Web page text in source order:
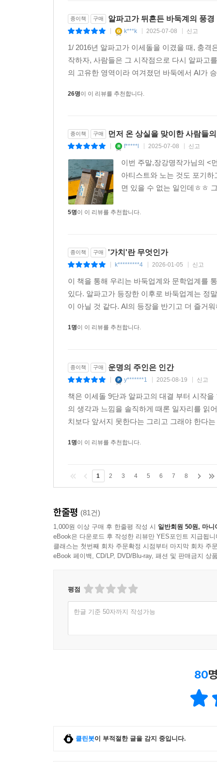
종이책 구매 알파고가 뒤흔든 바둑계의 풍경
k***k 2025-07-08 신고
1/ 2016년 알파고가 이세돌을 이겼을 때, 충
작하자, 사람들은 그 시작점으로 다시 알파고
의 고유한 영역이라 여겨졌던 바둑에서 AI가
26명이 이 리뷰를 추천합니다.
종이책 구매 먼저 온 상실을 맞이한 사람들
f*****l 2025-07-08 신고
이번 주말,장강명작가님의 <
아티스트와 노는 것도 포기
면 있을 수 없는 일인데ㅎㅎ
5명이 이 리뷰를 추천합니다.
종이책 구매 '가치'란 무엇인가
k*********4 2026-01-05 신고
이 책을 통해 우리는 바둑업계와 문학업계를
있다. 알파고가 등장한 이후로 바둑업계는 정
이 아닐 것 같다. AI의 등장을 반기고 더 즐거
1명이 이 리뷰를 추천합니다.
종이책 구매 운명의 주인은 인간
y*******1 2025-08-19 신고
책은 이세돌 9단과 알파고의 대결 부터 시작
의 생각과 느낌을 솔직하게 때론 일자리를 읽
치보다 앞서지 못한다는 그리고 그래야 한다
1명이 이 리뷰를 추천합니다.
1 2 3 4 5 6 7 8
한줄평 (81건)
1,000원 이상 구매 후 한줄평 작성 시 일반회원 50원, 마니
eBook은 다운로드 후 작성한 리뷰만 YES포인트 지급됩니
클래스는 첫번째 회차 주문확정 시점부터 마지막 회차 주
eBook 페이백, CD/LP, DVD/Blu-ray, 패션 및 판매금지 상
평점
한글 기준 50자까지 작성가능
80
클린봇이 부적절한 글을 감지 중입니다.